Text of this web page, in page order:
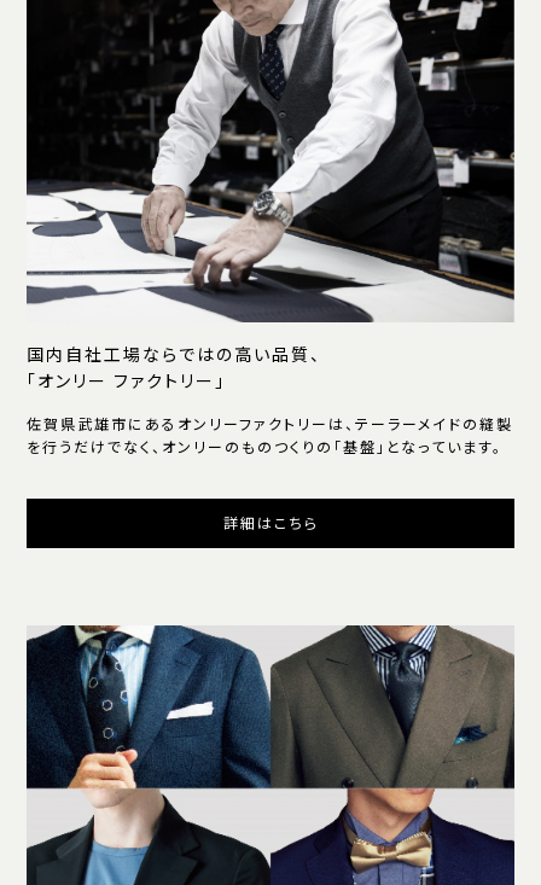
国内自社工場ならではの高い品質、
「オンリー ファクトリー」
佐賀県武雄市にあるオンリーファクトリーは、テーラーメイドの縫製
を行うだけでなく、オンリーのものつくりの「基盤」となっています。
詳細はこちら